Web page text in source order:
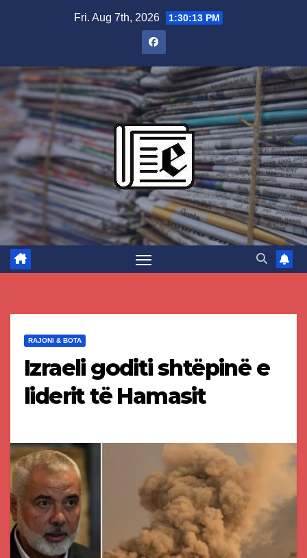
Fri. Aug 7th, 2026 1:30:14 PM
RAJONI & BOTA
Izraeli goditi shtëpinë e
liderit të Hamasit